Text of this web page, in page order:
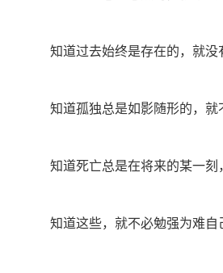
知道过去始终是存在的，就没
知道孤独总是如影随形的，就
知道死亡总是在将来的某一刻
知道这些，就不必勉强为难自